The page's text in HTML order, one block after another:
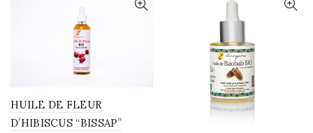
HUILE DE FLEUR
D’HIBISCUS “BISSAP”